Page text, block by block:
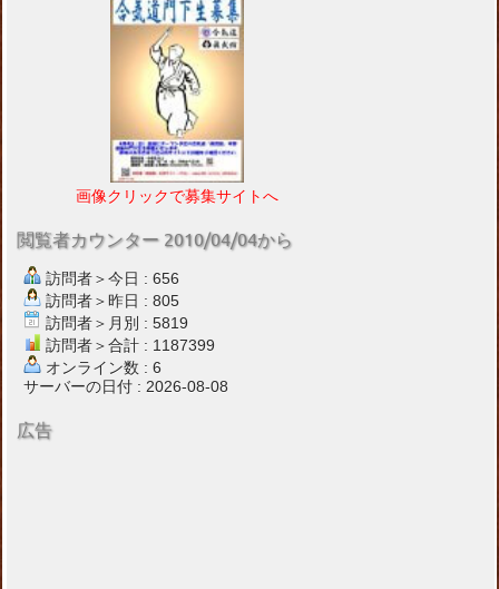
画像クリックで募集サイトへ
閲覧者カウンター 2010/04/04から
訪問者＞今日 : 656
訪問者＞昨日 : 805
訪問者＞月別 : 5819
訪問者＞合計 : 1187399
オンライン数 : 6
サーバーの日付 : 2026-08-08
広告